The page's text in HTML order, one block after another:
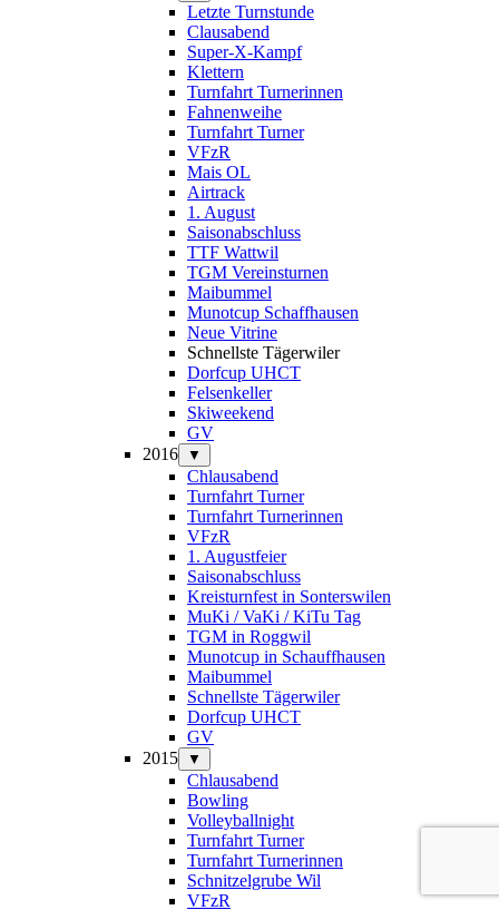
Letzte Turnstunde
Clausabend
Super-X-Kampf
Klettern
Turnfahrt Turnerinnen
Fahnenweihe
Turnfahrt Turner
VFzR
Mais OL
Airtrack
1. August
Saisonabschluss
TTF Wattwil
TGM Vereinsturnen
Maibummel
Munotcup Schaffhausen
Neue Vitrine
Schnellste Tägerwiler
Dorfcup UHCT
Felsenkeller
Skiweekend
GV
2016
▼
Chlausabend
Turnfahrt Turner
Turnfahrt Turnerinnen
VFzR
1. Augustfeier
Saisonabschluss
Kreisturnfest in Sonterswilen
MuKi / VaKi / KiTu Tag
TGM in Roggwil
Munotcup in Schauffhausen
Maibummel
Schnellste Tägerwiler
Dorfcup UHCT
GV
2015
▼
Chlausabend
Bowling
Volleyballnight
Turnfahrt Turner
Turnfahrt Turnerinnen
Schnitzelgrube Wil
VFzR